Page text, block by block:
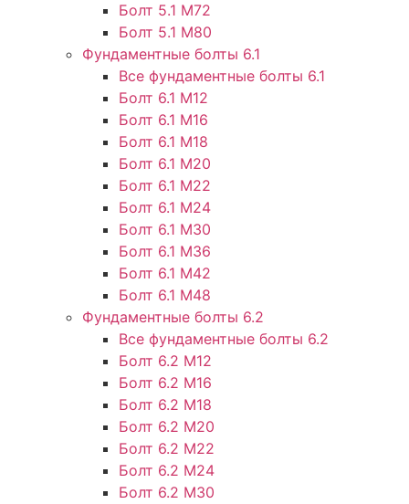
Болт 5.1 М72
Болт 5.1 М80
Фундаментные болты 6.1
Все фундаментные болты 6.1
Болт 6.1 М12
Болт 6.1 М16
Болт 6.1 М18
Болт 6.1 М20
Болт 6.1 М22
Болт 6.1 М24
Болт 6.1 М30
Болт 6.1 М36
Болт 6.1 М42
Болт 6.1 М48
Фундаментные болты 6.2
Все фундаментные болты 6.2
Болт 6.2 М12
Болт 6.2 М16
Болт 6.2 М18
Болт 6.2 М20
Болт 6.2 М22
Болт 6.2 М24
Болт 6.2 М30